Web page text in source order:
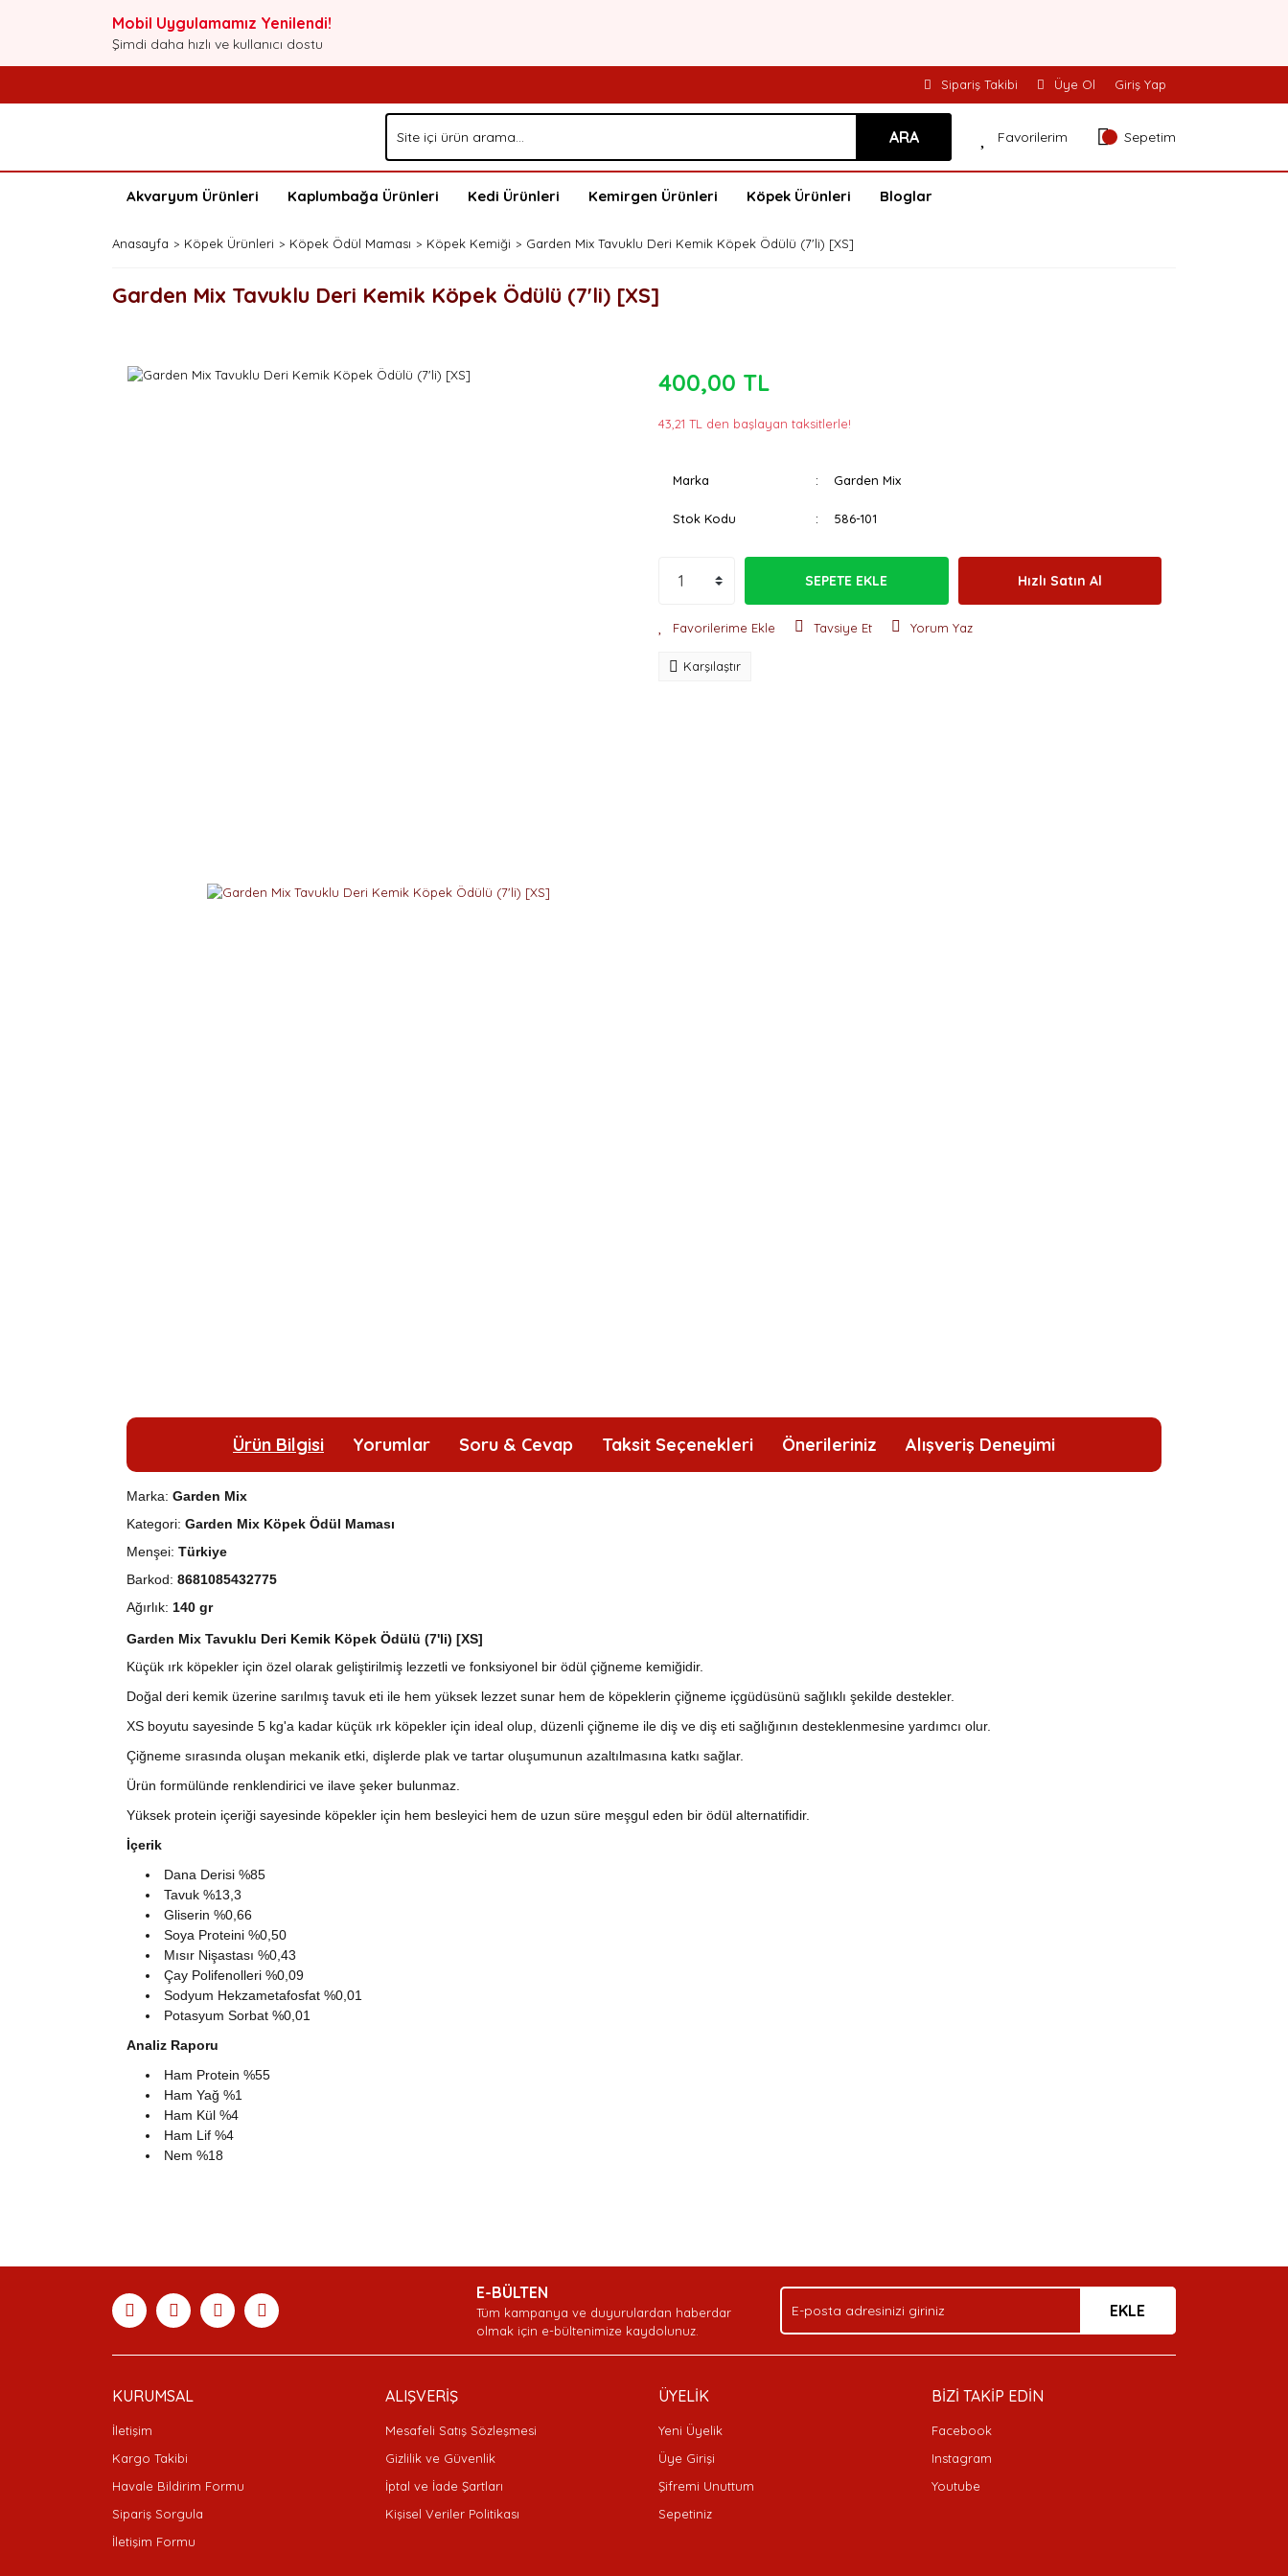
Mobil Uygulamamız Yenilendi!
Şimdi daha hızlı ve kullanıcı dostu
Sipariş Takibi Üye Ol Giriş Yap
ARA Favorilerim Sepetim
Akvaryum Ürünleri Kaplumbağa Ürünleri Kedi Ürünleri Kemirgen Ürünleri Köpek Ürünleri Bloglar
Anasayfa Köpek Ürünleri Köpek Ödül Maması Köpek Kemiği Garden Mix Tavuklu Deri Kemik Köpek Ödülü (7'li) [XS]
Garden Mix Tavuklu Deri Kemik Köpek Ödülü (7'li) [XS]
400,00 TL
43,21 TL den başlayan taksitlerle!
Marka Garden Mix
Stok Kodu 586-101
SEPETE EKLE Hızlı Satın Al
Tavsiye Et Yorum Yaz
Karşılaştır
Ürün Bilgisi Yorumlar Soru & Cevap Taksit Seçenekleri Önerileriniz Alışveriş Deneyimi
Marka: Garden Mix
Kategori: Garden Mix Köpek Ödül Maması
Menşei: Türkiye
Barkod: 8681085432775
Ağırlık: 140 gr
Garden Mix Tavuklu Deri Kemik Köpek Ödülü (7'li) [XS]
Küçük ırk köpekler için özel olarak geliştirilmiş lezzetli ve fonksiyonel bir ödül çiğneme kemiğidir.
Doğal deri kemik üzerine sarılmış tavuk eti ile hem yüksek lezzet sunar hem de köpeklerin çiğneme içgüdüsünü sağlıklı şekilde destekler.
XS boyutu sayesinde 5 kg'a kadar küçük ırk köpekler için ideal olup, düzenli çiğneme ile diş ve diş eti sağlığının desteklenmesine yardımcı olur.
Çiğneme sırasında oluşan mekanik etki, dişlerde plak ve tartar oluşumunun azaltılmasına katkı sağlar.
Ürün formülünde renklendirici ve ilave şeker bulunmaz.
Yüksek protein içeriği sayesinde köpekler için hem besleyici hem de uzun süre meşgul eden bir ödül alternatifidir.
İçerik
Dana Derisi %85
Tavuk %13,3
Gliserin %0,66
Soya Proteini %0,50
Mısır Nişastası %0,43
Çay Polifenolleri %0,09
Sodyum Hekzametafosfat %0,01
Potasyum Sorbat %0,01
Analiz Raporu
Ham Protein %55
Ham Yağ %1
Ham Kül %4
Ham Lif %4
Nem %18
Ürün açıklamasında eksik bilgiler bulunuyor.
Bu ürüne benzer farklı alternatifler olmalı.
Gönder
Deneyimini Paylaş
E-BÜLTEN
Tüm kampanya ve duyurulardan haberdar
olmak için e-bültenimize kaydolunuz.
EKLE
KURUMSAL
İletişim
Kargo Takibi
Havale Bildirim Formu
Sipariş Sorgula
İletişim Formu
ALIŞVERİŞ
Mesafeli Satış Sözleşmesi
Gizlilik ve Güvenlik
İptal ve İade Şartları
Kişisel Veriler Politikası
ÜYELİK
Yeni Üyelik
Üye Girişi
Şifremi Unuttum
Sepetiniz
BİZİ TAKİP EDİN
Facebook
Instagram
Youtube